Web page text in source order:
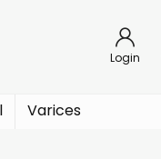
Login
Varices